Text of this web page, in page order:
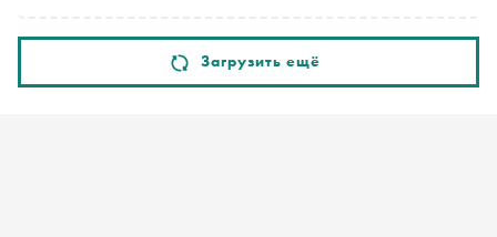
Загрузить ещё